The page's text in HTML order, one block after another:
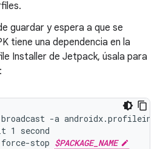
guardar y espera a que se
tiene una dependencia en la
Installer de Jetpack, úsala para
-a
1 second
stop $PACKAGE_NAME